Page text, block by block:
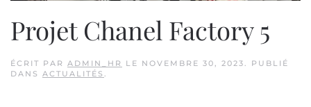
Projet Chanel Factory 5
ÉCRIT PAR ADMIN_HR LE NOVEMBRE 30, 2023. PUBLIÉ
DANS ACTUALITÉS .